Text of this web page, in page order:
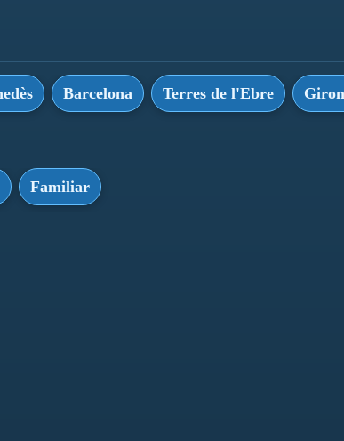
Barcelona Terres de l'Ebre
Familiar